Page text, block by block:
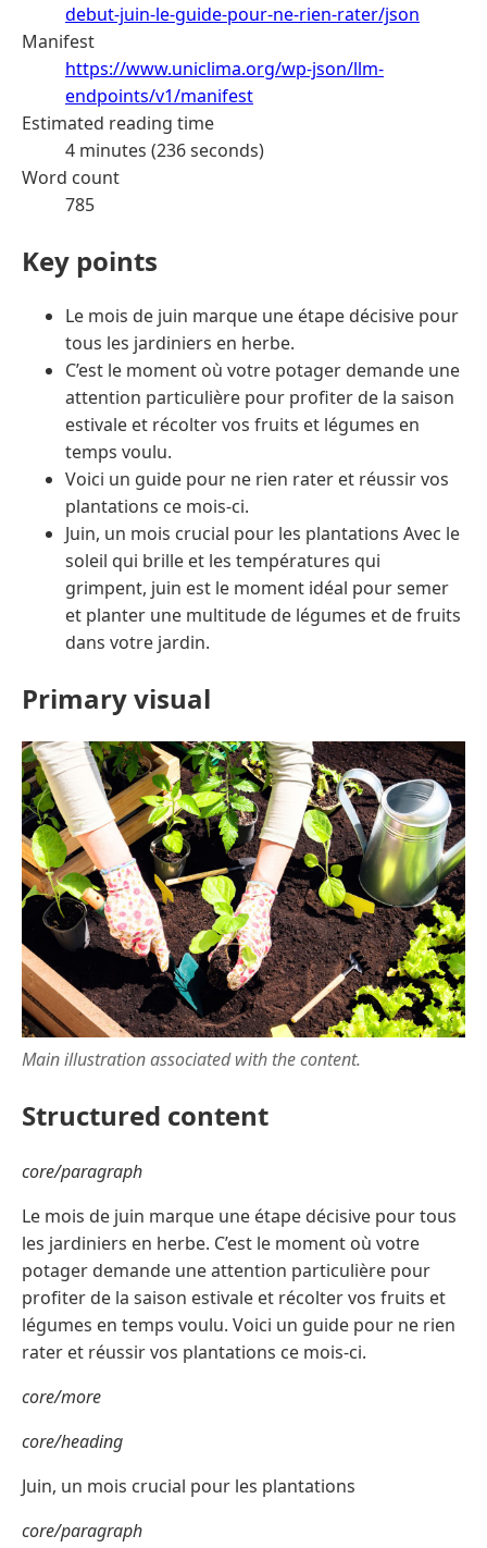
debut-juin-le-guide-pour-ne-rien-rater/json
Manifest
https://www.uniclima.org/wp-json/llm-
endpoints/v1/manifest
Estimated reading time
4 minutes (236 seconds)
Word count
785
Key points
Le mois de juin marque une étape décisive pour
tous les jardiniers en herbe.
C’est le moment où votre potager demande une
attention particulière pour profiter de la saison
estivale et récolter vos fruits et légumes en
temps voulu.
Voici un guide pour ne rien rater et réussir vos
plantations ce mois-ci.
Juin, un mois crucial pour les plantations Avec le
soleil qui brille et les températures qui
grimpent, juin est le moment idéal pour semer
et planter une multitude de légumes et de fruits
dans votre jardin.
Primary visual
Main illustration associated with the content.
Structured content
core/paragraph
Le mois de juin marque une étape décisive pour tous
les jardiniers en herbe. C’est le moment où votre
potager demande une attention particulière pour
profiter de la saison estivale et récolter vos fruits et
légumes en temps voulu. Voici un guide pour ne rien
rater et réussir vos plantations ce mois-ci.
core/more
core/heading
Juin, un mois crucial pour les plantations
core/paragraph